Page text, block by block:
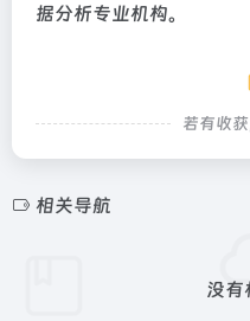
据分析专业机构。
若有收
相关导航
没有